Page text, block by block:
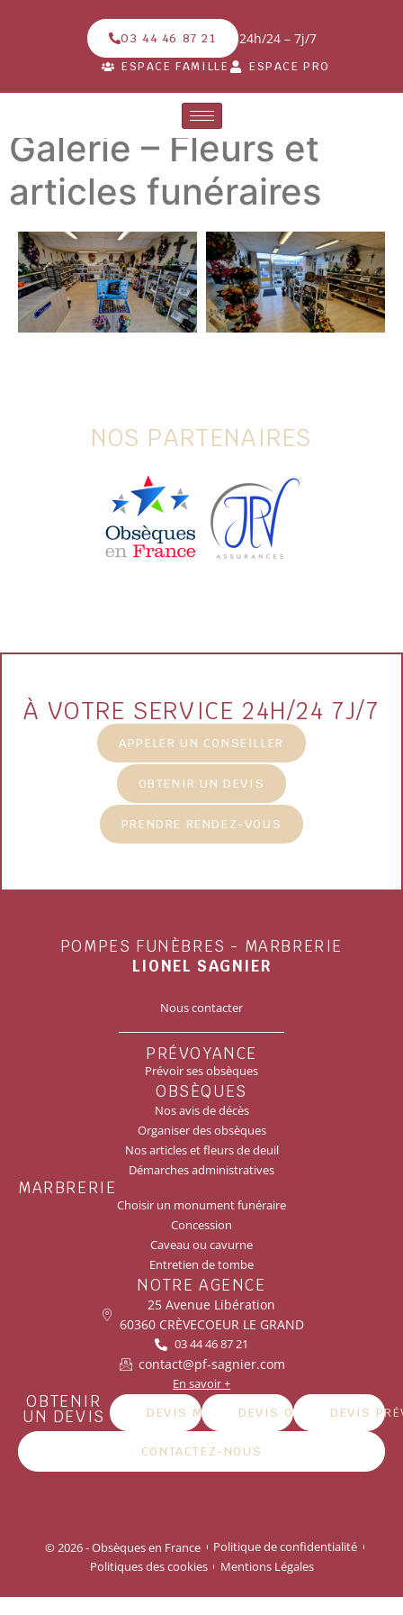
03 44 46 87 21 24h/24 – 7j/7
ESPACE FAMILLE ESPACE PRO
Galerie – Fleurs et
articles funéraires
NOS PARTENAIRES
À VOTRE SERVICE 24H/24 7J/7
APPELER UN CONSEILLER
OBTENIR UN DEVIS
PRENDRE RENDEZ-VOUS
POMPES FUNÈBRES - MARBRERIE
LIONEL SAGNIER
Nous contacter
PRÉVOYANCE
Prévoir ses obsèques
OBSÈQUES
Nos avis de décès
Organiser des obsèques
Nos articles et fleurs de deuil
Démarches administratives
MARBRERIE
Choisir un monument funéraire
Concession
Caveau ou cavurne
Entretien de tombe
NOTRE AGENCE
25 Avenue Libération
60360 CRÈVECOEUR LE GRAND
03 44 46 87 21
contact@pf-sagnier.com
En savoir +
OBTENIR
UN DEVIS DEVIS MARBRERIEDEVIS OBSÈQUES
DEVIS
CONTACTEZ-NOUS
© 2026 - Obsèques en France
Politique de confidentialité
Politiques des cookies
Mentions Légales